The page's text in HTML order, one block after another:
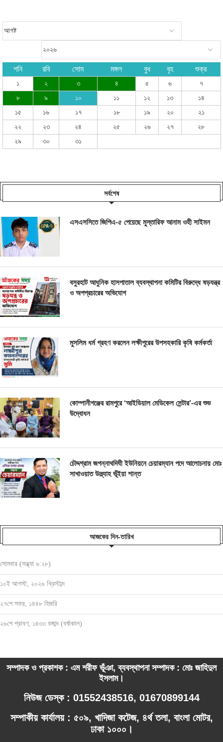
শনি রবি সোম মঙ্গল বুধ বৃহ শুক্র
১ ২ ৩ ৪ ৫ ৬
৭
৮
৯ ১০ ১১ ১২ ১৩
১৪
১৫
১৬ ১৭ ১৮ ১৯ ২০
২১
২২
২৩ ২৪ ২৫ ২৬ ২৭
২৮
২৯
৩০ ৩১
সর্বশেষ
এসএসসিতে জিপিএ-৫ পেয়েছে মুস্তারিফ আনাম ওহী সাইমন
বসুরহাট আধুনিক হাসপাতাল ব্যবস্থাপনা কমিটির বিরুদ্ধে ষড়যন্ত্র
ও অপপ্রচারের অভিযোগ
মুসলিম ধর্ম গ্রহণ করলেন লক্ষীপুরের উপসহকারি কৃষি কর্মকর্তা
কোম্পানীগঞ্জের রামপুরে ‘আইডিয়াল মেডিকেল সেন্টার’-এর শুভ
উদ্বোধন
চৌদ্দগ্রাম জগন্নাথদিঘী ইউনিয়নে চেয়ারম্যান পদে আলোচনায় মোঃ
সাখাওয়াত উল্ল্যাহ ভূঁইয়া শান্ত
আজকের দিন-তারিখ
সোমবার (সন্ধ্যা ৬:২৮)
১০ই আগস্ট, ২০২৬ খ্রিস্টাব্দ
২৭শে সফর, ১৪৪৮ হিজরি
২৬শে শ্রাবণ, ১৪৩৩ বঙ্গাব্দ (বর্ষাকাল)
সম্পাদক ও প্রকাশক : এম শরীফ ভূঁঞা, ব্যবস্থাপনা সম্পাদক : মোঃ জাহিদুল
ইসলাম।
নিউজ ডেস্ক : 01552438516, 01670899144
সম্পাকীয় কার্যালয় : ৫০৯, খাদিজা কটেজ, ৪র্থ তলা, বাংলা মোটর,
ঢাকা ১০০০।